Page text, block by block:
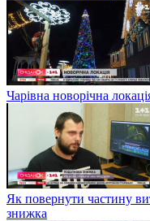
Чарівна новорічна
Як повернути частину
знижка